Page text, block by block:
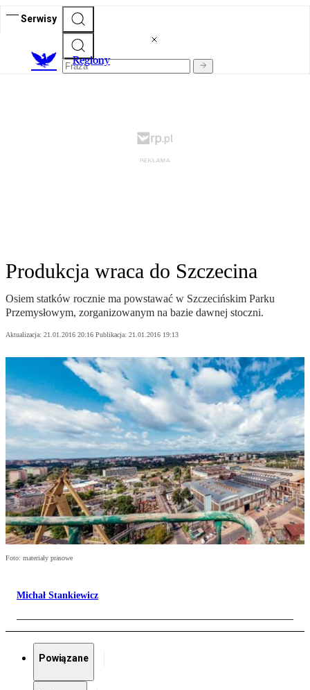
Serwisy
Regiony
Produkcja wraca do Szczecina
Osiem statków rocznie ma powstawać w Szczecińskim Parku
Przemysłowym, zorganizowanym na bazie dawnej stoczni.
Aktualizacja: 21.01.2016 20:16 Publikacja: 21.01.2016 19:13
Foto: materiały prasowe
Michał Stankiewicz
Powiązane